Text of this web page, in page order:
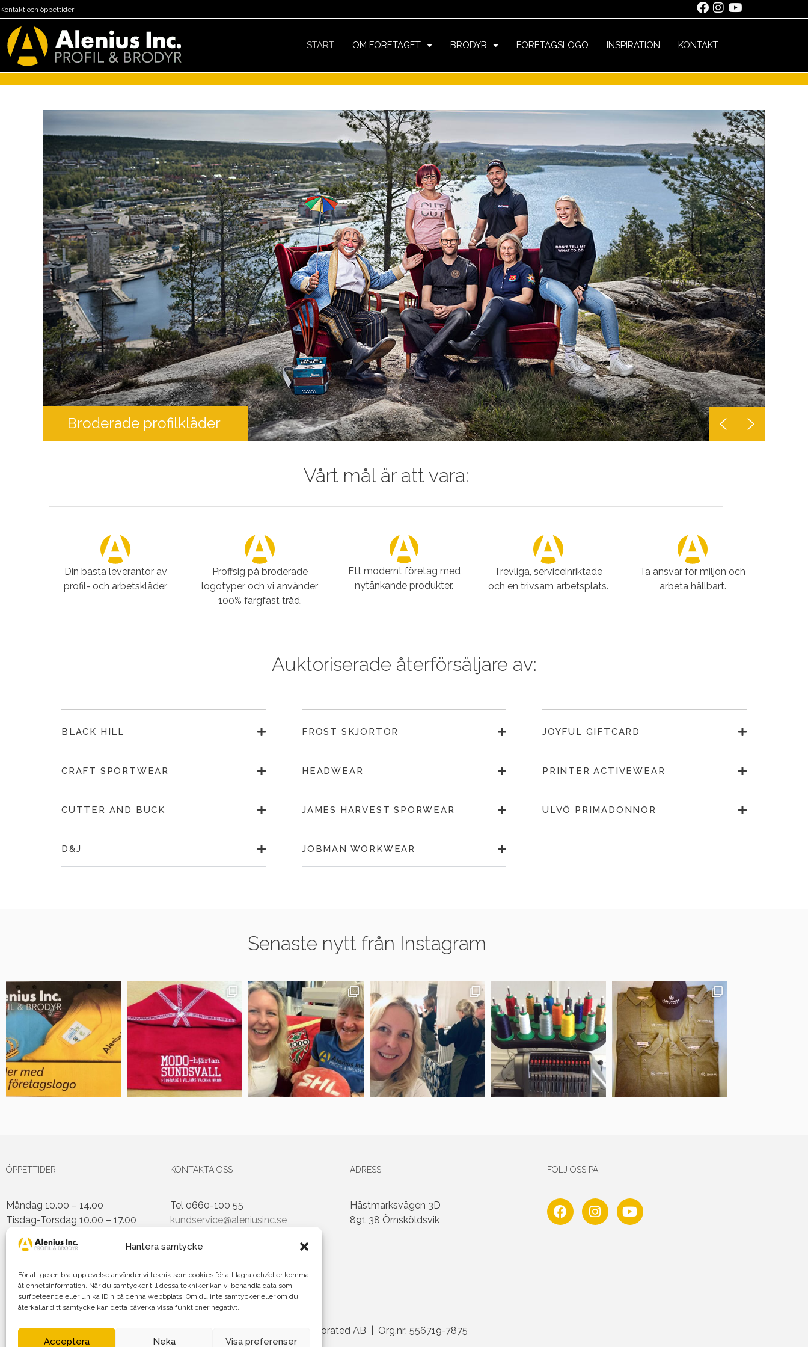
Hantera samtycke
För att ge en bra upplevelse använder vi teknik som cookies för att lagra och/eller komma
åt enhetsinformation. När du samtycker till dessa tekniker kan vi behandla data som
surfbeteende eller unika ID:n på denna webbplats. Om du inte samtycker eller om du
återkallar ditt samtycke kan detta påverka vissa funktioner negativt.
Acceptera Neka Visa preferenser
Kontakt och öppettider
START OM FÖRETAGET BRODYR FÖRETAGSLOGO INSPIRATION KONTAKT
Broderade profilkläder
Vårt mål är att vara:
Din bästa leverantör av
profil- och arbetskläder
Proffsig på broderade
logotyper och vi använder
100% färgfast tråd.
Ett modernt företag med
nytänkande produkter.
Trevliga, serviceinriktade
och en trivsam arbetsplats.
Ta ansvar för miljön och
arbeta hållbart.
Auktoriserade återförsäljare av:
BLACK HILL
CRAFT SPORTWEAR
CUTTER AND BUCK
D&J
FROST SKJORTOR
HEADWEAR
JAMES HARVEST SPORWEAR
JOBMAN WORKWEAR
JOYFUL GIFTCARD
PRINTER ACTIVEWEAR
ULVÖ PRIMADONNOR
Senaste nytt från Instagram
ÖPPETTIDER
Måndag 10.00 – 14.00
Tisdag-Torsdag 10.00 – 17.00
13.00
KONTAKTA OSS
Tel 0660-100 55
kundservice@aleniusinc.se
ADRESS
Hästmarksvägen 3D
891 38 Örnsköldsvik
FÖLJ OSS PÅ
Agnetha Alenius Incorporated AB | Org.nr: 556719-7875